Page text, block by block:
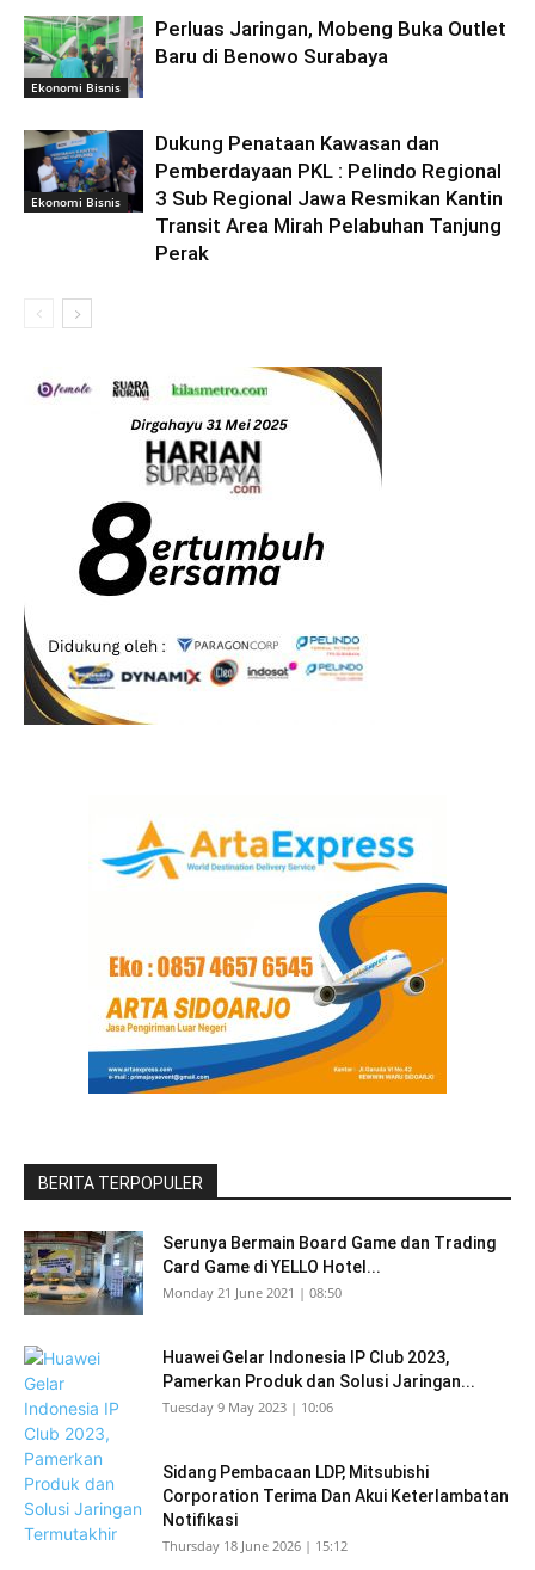
Ekonomi Bisnis
Perluas Jaringan, Mobeng Buka Outlet
Baru di Benowo Surabaya
Ekonomi Bisnis
Dukung Penataan Kawasan dan
Pemberdayaan PKL : Pelindo Regional
3 Sub Regional Jawa Resmikan Kantin
Transit Area Mirah Pelabuhan Tanjung
Perak
BERITA TERPOPULER
Serunya Bermain Board Game dan Trading
Card Game di YELLO Hotel...
Monday 21 June 2021 | 08:50
Huawei Gelar Indonesia IP Club 2023,
Pamerkan Produk dan Solusi Jaringan...
Tuesday 9 May 2023 | 10:06
Sidang Pembacaan LDP, Mitsubishi
Corporation Terima Dan Akui Keterlambatan
Notifikasi
Thursday 18 June 2026 | 15:12